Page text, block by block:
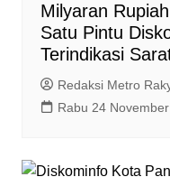
Milyaran
Satu Pintu
Terindikasi
Redaksi Metro
Rabu 24